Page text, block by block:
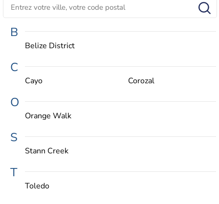
B
Belize District
C
Cayo Corozal
O
Orange Walk
S
Stann Creek
T
Toledo